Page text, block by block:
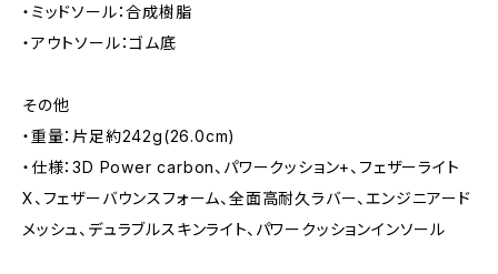
・ミッドソール：合成樹脂
・アウトソール：ゴム底
その他
・重量：片足約242g(26.0cm)
・仕様：3D Power carbon、パワークッション+、フェザーライト
X、フェザーバウンスフォーム、全面高耐久ラバー、エンジニアード
メッシュ、デュラブルスキンライト、パワークッションインソール